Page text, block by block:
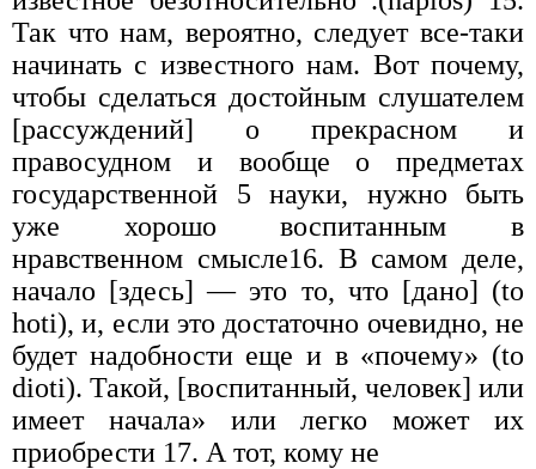
Так что нам, вероятно, следует все-таки
начинать с известного нам. Вот почему,
чтобы сделаться достойным слушателем
[рассуждений] о прекрасном и
правосудном и вообще о предметах
государственной 5 науки, нужно быть
уже хорошо воспитанным в
нравственном смысле16. В самом деле,
начало [здесь] — это то, что [дано] (to
hoti), и, если это достаточно очевидно, не
будет надобности еще и в «почему» (to
dioti). Такой, [воспитанный, человек] или
имеет начала» или легко может их
приобрести 17. А тот, кому не